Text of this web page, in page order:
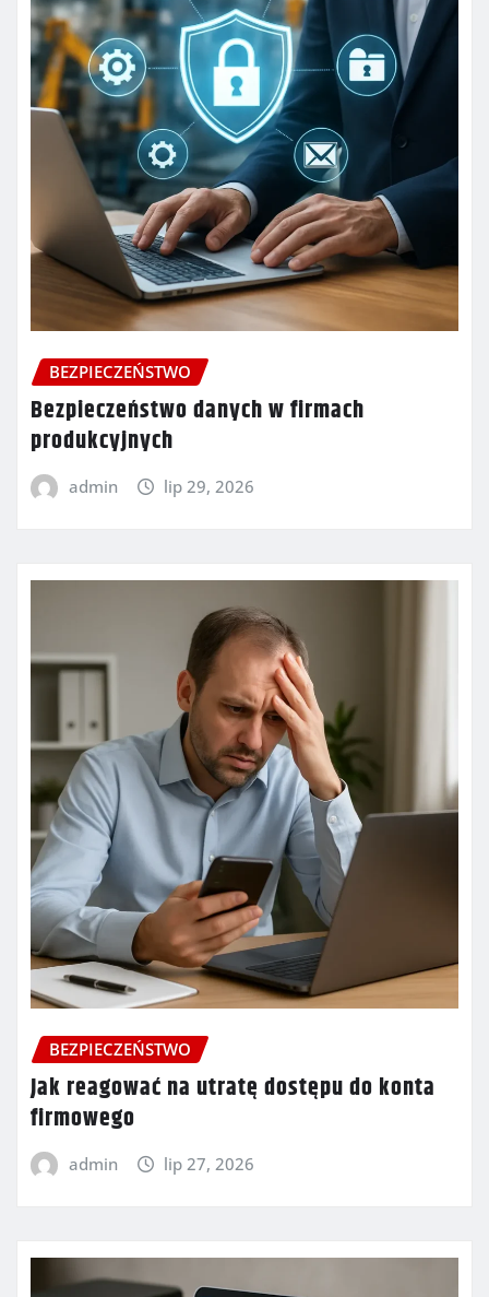
BEZPIECZEŃSTWO
Bezpieczeństwo danych w firmach
produkcyjnych
admin lip 29, 2026
BEZPIECZEŃSTWO
Jak reagować na utratę dostępu do konta
firmowego
admin lip 27, 2026